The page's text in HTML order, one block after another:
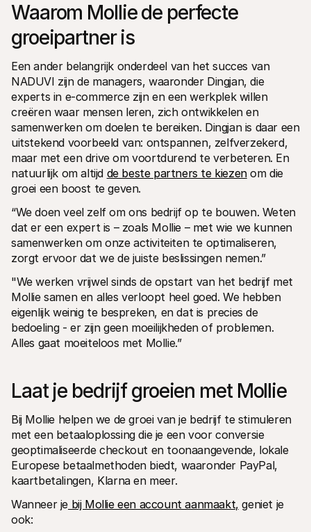
Waarom Mollie de perfecte
groeipartner is
Een ander belangrijk onderdeel van het succes van
NADUVI zijn de managers, waaronder Dingjan, die
experts in e-commerce zijn en een werkplek willen
creëren waar mensen leren, zich ontwikkelen en
samenwerken om doelen te bereiken. Dingjan is daar een
uitstekend voorbeeld van: ontspannen, zelfverzekerd,
maar met een drive om voortdurend te verbeteren. En
natuurlijk om altijd de beste partners te kiezen om die
groei een boost te geven.
“We doen veel zelf om ons bedrijf op te bouwen. Weten
dat er een expert is – zoals Mollie – met wie we kunnen
samenwerken om onze activiteiten te optimaliseren,
zorgt ervoor dat we de juiste beslissingen nemen.”
"We werken vrijwel sinds de opstart van het bedrijf met
Mollie samen en alles verloopt heel goed. We hebben
eigenlijk weinig te bespreken, en dat is precies de
bedoeling - er zijn geen moeilijkheden of problemen.
Alles gaat moeiteloos met Mollie.”
Laat je bedrijf groeien met Mollie
Bij Mollie helpen we de groei van je bedrijf te stimuleren
met een betaaloplossing die je een voor conversie
geoptimaliseerde checkout en toonaangevende, lokale
Europese betaalmethoden biedt, waaronder PayPal,
kaartbetalingen, Klarna en meer.
Wanneer je bij Mollie een account aanmaakt, geniet je
ook: